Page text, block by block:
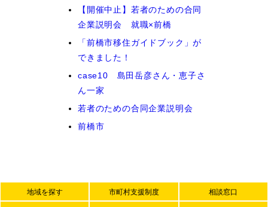
【開催中止】若者のための合同
企業説明会 就職×前橋
「前橋市移住ガイドブック」が
できました！
case10 島田岳彦さん・恵子さ
ん一家
若者のための合同企業説明会
前橋市
地域を探す 市町村支援制度 相談窓口